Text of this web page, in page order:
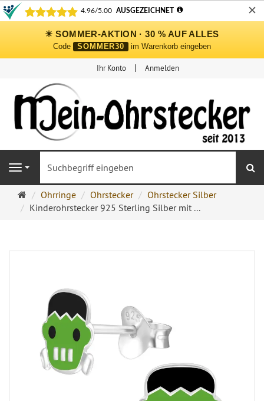
✕
☀ SOMMER-AKTION · 30 % AUF ALLES
Code SOMMER30 im Warenkorb eingeben
Ihr Konto Anmelden
Navigation
Ohrringe
Ohrstecker
Ohrringe Ohrstecker
Ohrstecker Silber
Kinderohrstecker 925 Sterling Silber mit ...